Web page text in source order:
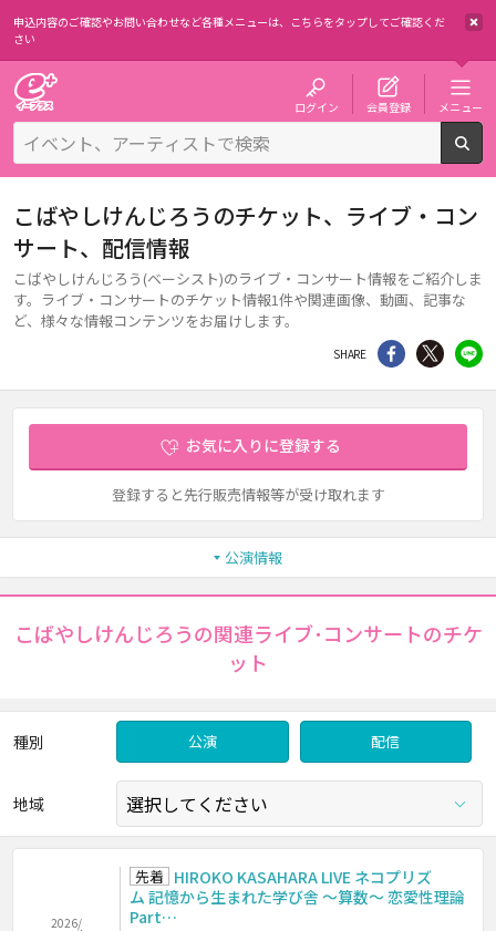
申込内容のご確認やお問い合わせなど各種メニューは、 こちらをタップしてご確認くだ
さい
ログイン 会員登録 メニュー
こばやしけんじろうのチケット、ライブ・コン
サート、配信情報
こばやしけんじろう(ベーシスト)のライブ・コンサート情報をご紹介しま
す。ライブ・コンサートのチケット情報1件や関連画像、動画、記事な
ど、様々な情報コンテンツをお届けします。
SHARE シェア Twitter
お気に入りに登録する
登録すると先行販売情報等が受け取れます
公演情報
こばやしけんじろうの関連ライブ･コンサートのチケ
ット
種別 公演 配信
地域
2026/
先着 HIROKO KASAHARA LIVE ネコプリズ
ム 記憶から生まれた学び舎 ～算数～ 恋愛性理論
Part…